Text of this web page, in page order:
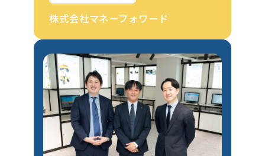
株式会社マネーフォワード